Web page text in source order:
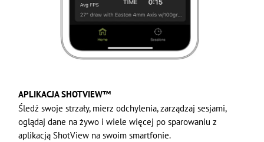
APLIKACJA SHOTVIEW™
Śledź swoje strzały, mierz odchylenia, zarządzaj sesjami,
oglądaj dane na żywo i wiele więcej po sparowaniu z
aplikacją ShotView na swoim smartfonie.